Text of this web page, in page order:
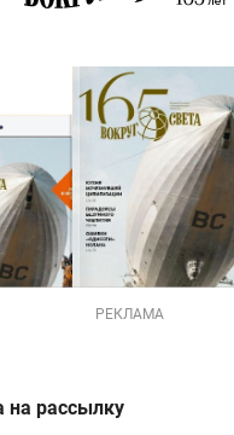
РЕКЛАМА
на рассылку